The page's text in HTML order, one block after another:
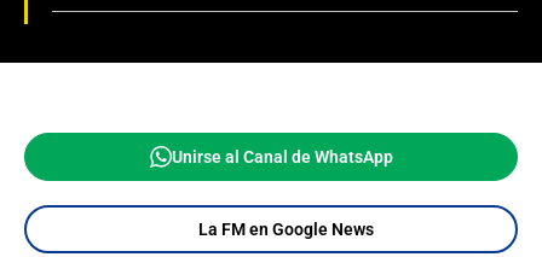
Unirse al Canal de WhatsApp
La FM en Google News